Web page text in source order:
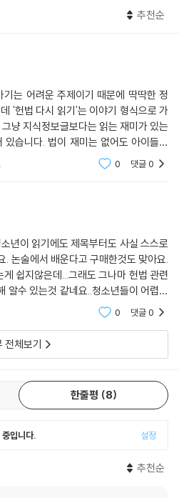
마 전 TV에서 본 어느 중학생 오빠의 이
니라 선수로서 나라를 빛낼 만큼 말이
이 대학교 언니, 오빠들과 막상막하였
니 선수로서 크게 활약할 만하다고 했습
때문에 본격적인 선수 활동을 망설였습
동생들을 돌보면서 살고 있었거든요.
포츠 단체와 기업에서 도와주기로 한 것
.
기를 휘날리는 걸로 보답하겠다고 말하
아닌데, 누구에게나 골고루 기회를
를 해주는 것은 평등권에 위반되는 것은
들고 국가를 만드는 이유가 그런 데 있지
편하거나 어려움을 겪는 사람들도 자신
분에 국가에 기여하고, 국민들이 그 결
그렇게 적극적인 뜻도 들어 있는 거야.
수 있도록 올록볼록하게 특별한 보도
편한 사람을 위해 계단 옆에는 휠체어
도 하고. 한두 사람만을 놓고 보면 큰
이 알다시피 얼마나 많은 사람들이 장
체의 발전에 기여했니?”
주었습니다. 국가가 국민163 제4장
기본권을 제한하는 것이 헌법에 어긋
추천순
는 어려운 주제이기 때문에 딱딱한 정
'헌법 다시 읽기'는 이야기 형식으로 가
냥 지식정보글보다는 읽는 재미가 있는
습니다. 법이 재미는 없어도 아이들의
이런 책으로 시작하면 좋을 것 같아요.
0 댓글0
년이 읽기에도 제목부터도 사실 스스로
. 논술에서 배운다고 구매한것도 맞아요.
쉽지않은데...그래도 그나마 헌법 관련
알수 있는것 같네요..청소년들이 어렵지
다.....
0 댓글0
전체보기
한줄평 8
입니다. 설정
추천순